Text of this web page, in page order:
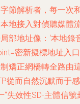
節解析者，每一次
地接入對偵聽媒體
部地址像：‘本地錄
密新擬標地址入
矯正網橋轉全路由
從而自然沉默而于
失效性SD-主體信